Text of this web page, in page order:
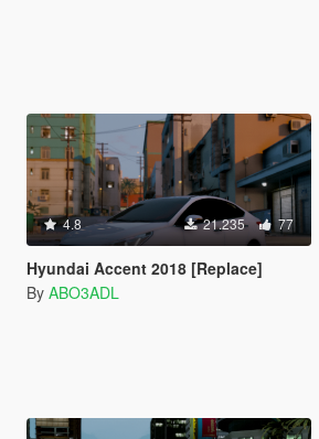
4.8 21.235 77
Hyundai Accent 2018 [Replace]
By ABO3ADL